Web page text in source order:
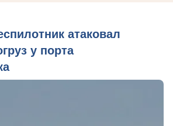
атаковал
у порта